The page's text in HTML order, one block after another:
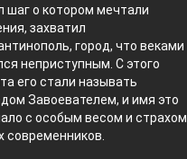
напрокат
шаг о котором мечтали
захватил
город, что веками
неприступным. С этого
его стали называть
Завоевателем, и имя это
с особым весом и страхом
современников.